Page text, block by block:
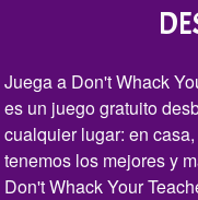
Juega a Don't Whack
es un juego gratuito
cualquier lugar: en
tenemos los mejores y
Don't Whack Your